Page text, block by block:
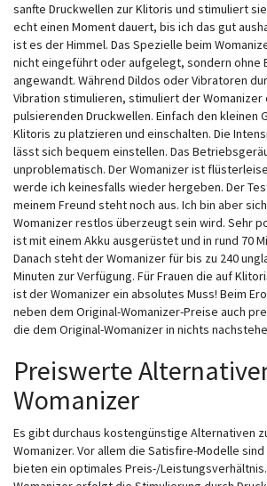
sanfte Druckwellen zur Klitoris und stimuliert
echt einen Moment dauert, bis ich das gut
ist es der Himmel. Das Spezielle beim
nicht eingeführt oder aufgelegt, sondern ohne
angewandt. Während Dildos oder Vibratoren
Vibration stimulieren, stimuliert der Womanizer
pulsierenden Druckwellen. Einfach den kleinen
Klitoris zu platzieren und einschalten. Die
lässt sich bequem einstellen. Das
unproblematisch. Der Womanizer ist
werde ich keinesfalls wieder hergeben. Der
meinem Freund steht noch aus. Ich bin aber
Womanizer restlos überzeugt sein wird. Sehr
ist mit einem Akku ausgerüstet und in rund 70
Danach steht der Womanizer für bis zu 240
Minuten zur Verfügung. Für Frauen die auf
ist der Womanizer ein absolutes Muss! Beim
neben dem Original-Womanizer-Preise auch
die dem Original-Womanizer in nichts
Preiswerte
Womanizer
Es gibt durchaus kostengünstige Alternativen
Womanizer. Vor allem die Satisfire-Modelle
bieten ein optimales Preis-/